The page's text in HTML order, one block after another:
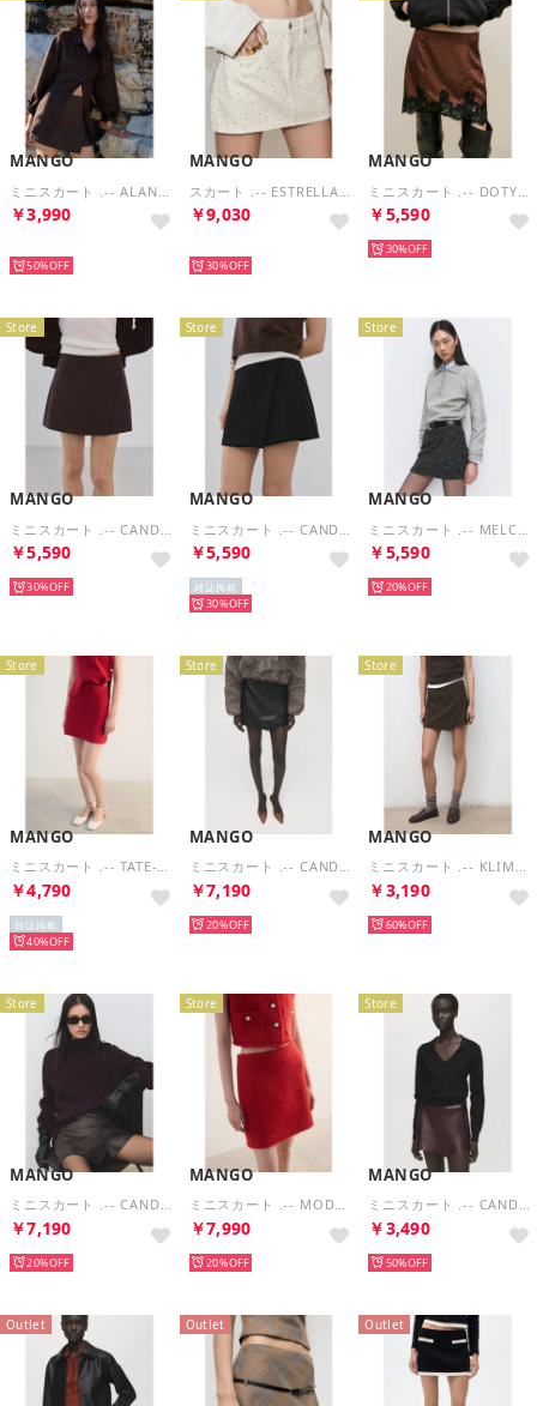
MANGO
￥3,990
50%
MANGO
￥9,030
30%
MANGO
￥5,590
30%
Store
MANGO
￥5,590
30%
Store
MANGO
￥5,590
雑誌掲載
30%
Store
MANGO
￥5,590
20%
Store
MANGO
ミニスカート .-- TATE-H （レッド）
￥4,790
雑誌掲載
40%
Store
MANGO
ミニスカート .-- CANDY （ブラック）
￥7,190
20%
Store
MANGO
ミニスカート .-- KLIMT （ブラウン）
￥3,190
60%
Store
MANGO
ミニスカート .-- CANDY （ダークブラウン）
￥7,190
20%
Store
MANGO
ミニスカート .-- MODY-H （レッド）
￥7,990
20%
Store
MANGO
ミニスカート .-- CANDY （ダークブラウン）
￥3,490
50%
Outlet Outlet Outlet